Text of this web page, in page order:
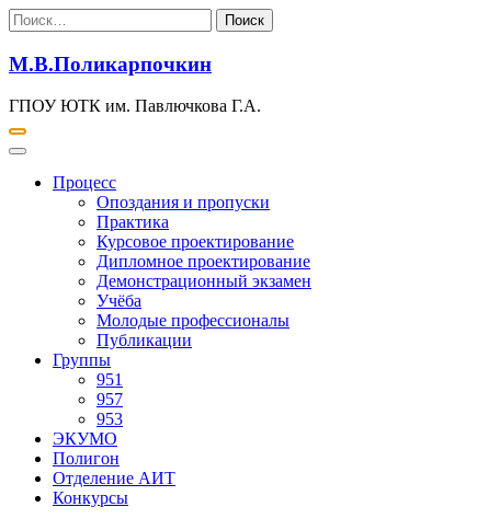
Перейти
к
содержимому
Найти:
М.В.Поликарпочкин
ГПОУ ЮТК им. Павлючкова Г.А.
Процесс
Опоздания и пропуски
Практика
Курсовое проектирование
Дипломное проектирование
Демонстрационный экзамен
Учёба
Молодые профессионалы
Публикации
Группы
951
957
953
ЭКУМО
Полигон
Отделение АИТ
Конкурсы